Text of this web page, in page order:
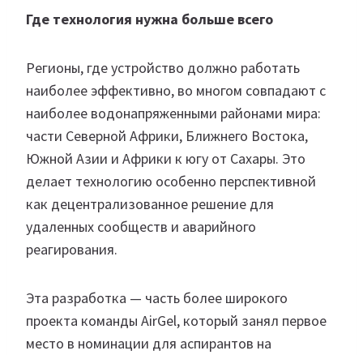
Где технология нужна больше всего
Регионы, где устройство должно работать
наиболее эффективно, во многом совпадают с
наиболее водонапряженными районами мира:
части Северной Африки, Ближнего Востока,
Южной Азии и Африки к югу от Сахары. Это
делает технологию особенно перспективной
как децентрализованное решение для
удаленных сообществ и аварийного
реагирования.
Эта разработка — часть более широкого
проекта команды AirGel, который занял первое
место в номинации для аспирантов на